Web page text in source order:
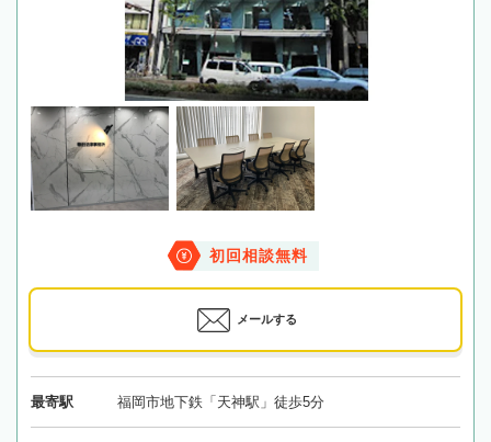
初回相談無料
メールする
最寄駅 福岡市地下鉄「天神駅」徒歩5分